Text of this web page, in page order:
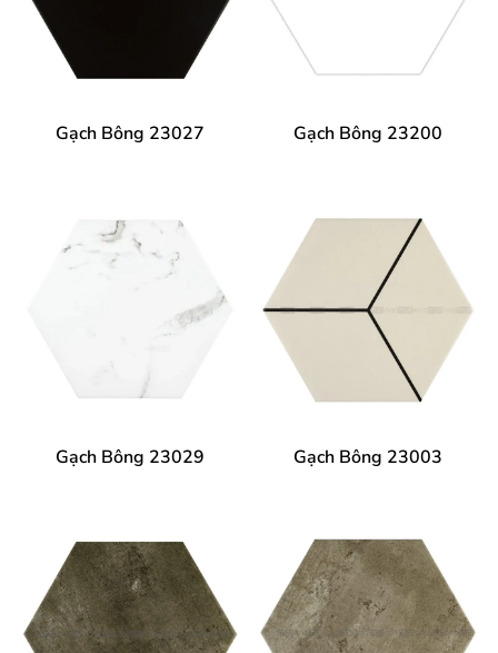
Gạch Bông 23027 Gạch Bông 23200
Gạch Bông 23029 Gạch Bông 23003